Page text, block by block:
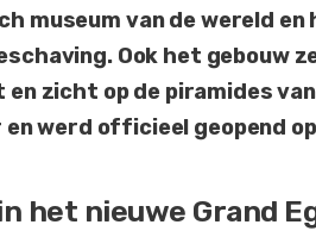
museum van de wereld
Ook het gebouw
zicht op de piramides
werd officieel geopend
het nieuwe Grand